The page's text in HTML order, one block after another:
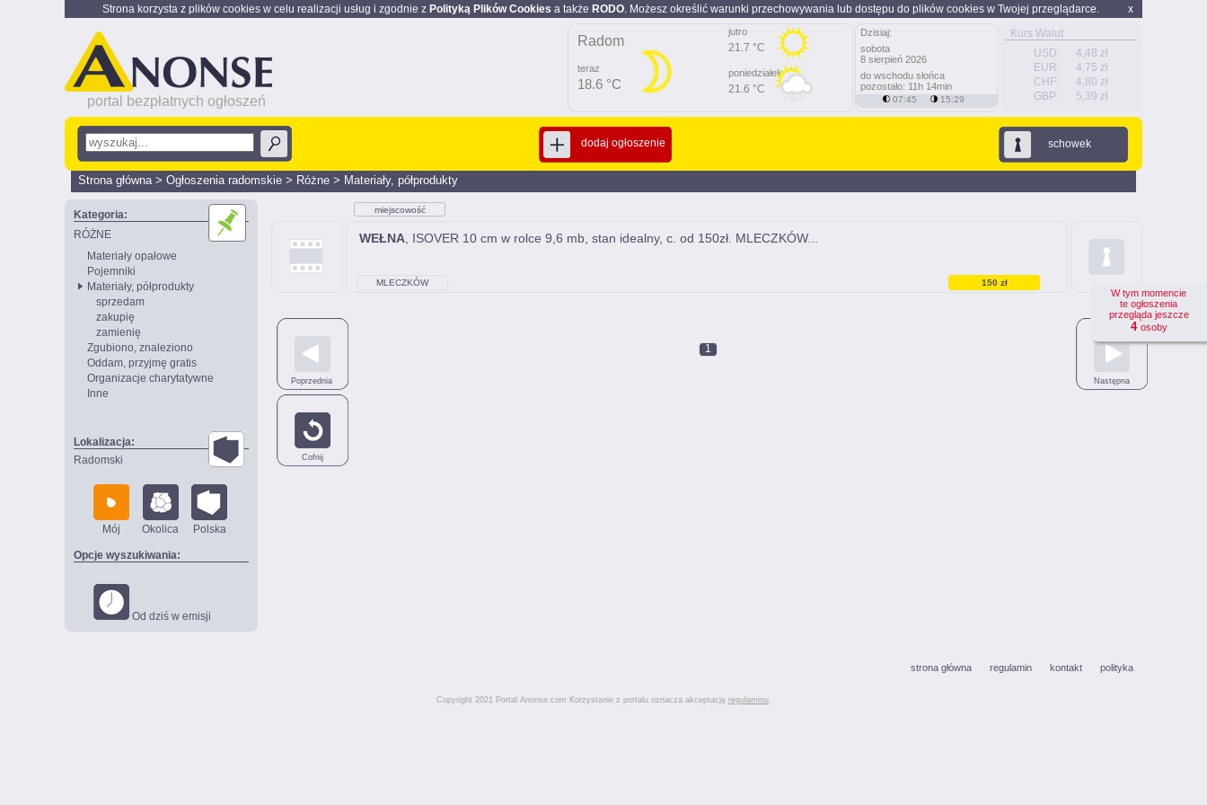
x
Strona korzysta z plików cookies w celu realizacji usług i zgodnie z Polityką Plików Cookies a także RODO. Możesz określić warunki przechowywania lub dostępu do plików cookies w Twojej przeglądarce.
portal bezpłatnych ogłoszeń
Kurs Walut
USD:
4,48 zł
EUR:
4,75 zł
CHF:
4,80 zł
GBP:
5,39 zł
Radom
teraz
18.6 °C
jutro
21.7 °C
poniedziałek
21.6 °C
Dzisiaj:
sobota
8 sierpień 2026
do wschodu słońca
pozostało: 11h 14min
07:45 15:29
schowek
dodaj ogłoszenie
Strona główna> Ogłoszenia radomskie > Różne > Materiały, półprodukty
Kategoria:
RÓŻNE
Materiały opałowe
Pojemniki
Materiały, półprodukty
sprzedam
zakupię
zamienię
Zgubiono, znaleziono
Oddam, przyjmę gratis
Organizacje charytatywne
Inne
Lokalizacja:
Radomski
Mój Okolica Polska
Opcje wyszukiwania:
Od dziś w emisji
W tym momencie
te ogłoszenia
przegląda jeszcze
4 osoby
miejscowość
WEŁNA , ISOVER 10 cm w rolce 9,6 mb, stan idealny, c. od 150zł. MLECZKÓW...
150 zł
MLECZKÓW
Poprzednia
1
Następna
Cofnij
strona główna regulamin kontakt polityka
Copyright 2021 Portal Anonse.com Korzystanie z portalu oznacza akceptację regulaminu.